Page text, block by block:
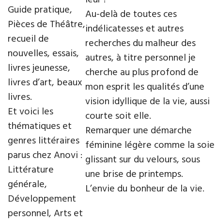
Au-delà de toutes ces
indélicatesses et autres
recherches du malheur des
autres, à titre personnel je
cherche au plus profond de
mon esprit les qualités d’une
vision idyllique de la vie, aussi
courte soit elle.
Remarquer une démarche
féminine légère comme la soie
glissant sur du velours, sous
une brise de printemps.
L’envie du bonheur de la vie.
Guide pratique,
Pièces de Théâtre,
recueil de
nouvelles, essais,
livres jeunesse,
livres d’art, beaux
livres.
Et voici les
thématiques et
genres littéraires
parus chez Anovi :
Littérature
générale,
Développement
personnel, Arts et